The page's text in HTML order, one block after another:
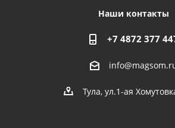
Наши контакты
+7 4872 377
Тула, ул.1-ая